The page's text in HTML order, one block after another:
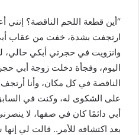
“أين قطعة اللحم الناقصة؟
ارتجفت بشدة، خفت من عقاب
وانزويت في حجرتي أبكي حالي،
اليوم، وفجأة دخلت زوجة أبي
الناقصة في كل مكان، وأنا
على الشكوى له، وكنت في
أبي دائمًا كان في صفها، لا
بعد اكتشافه للأمر.. قالت لي